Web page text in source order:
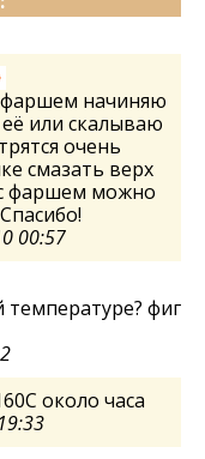
фаршем начиняю
или скалываю
очень
смазать верх
фаршем можно
00:57
температуре? фиг
около часа